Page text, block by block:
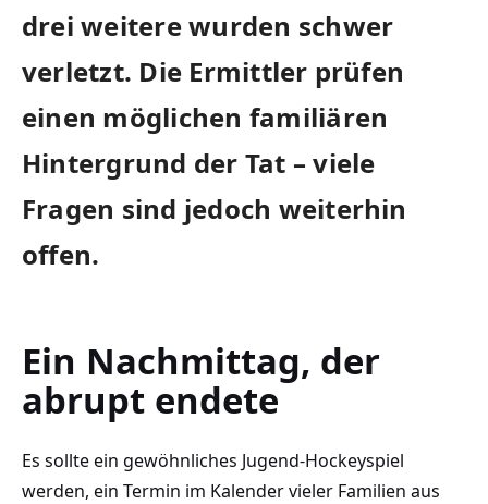
drei weitere wurden schwer
verletzt. Die Ermittler prüfen
einen möglichen familiären
Hintergrund der Tat – viele
Fragen sind jedoch weiterhin
offen.
Ein Nachmittag, der
abrupt endete
Es sollte ein gewöhnliches Jugend-Hockeyspiel
werden, ein Termin im Kalender vieler Familien aus